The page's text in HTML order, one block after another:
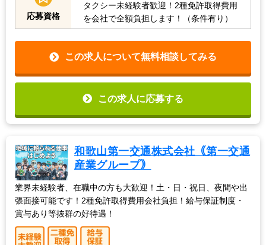
応募資格
タクシー未経験者歓迎！2種免許取得費用
を会社で全額負担します！（条件有り）
この求人について無料相談してみる
この求人に応募する
和歌山第一交通株式会社｟第一交通
産業グループ｠
業界未経験者、在職中の方も大歓迎！土・日・祝日、夜間や出
張面接可能です！2種免許取得費用会社負担！給与保証制度・
賞与あり等抜群の好待遇！